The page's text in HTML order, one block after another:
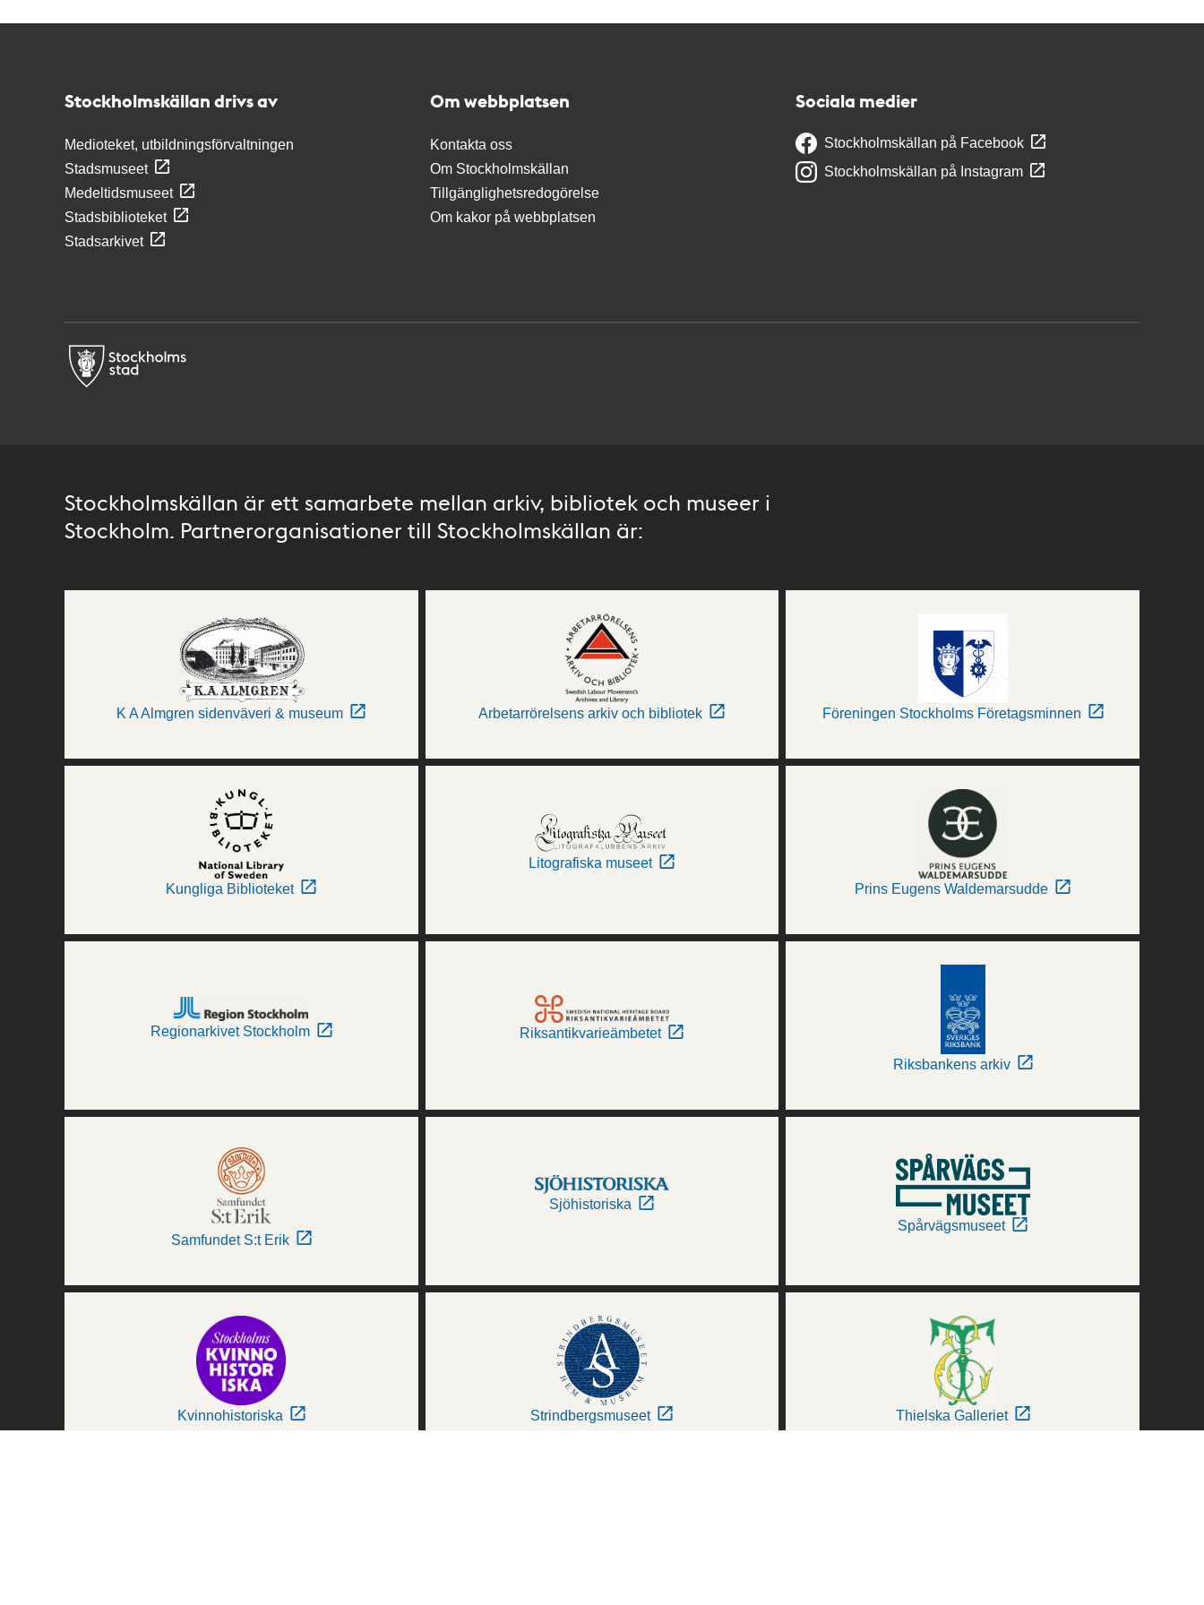
Stockholmskällan drivs av
Medioteket, utbildningsförvaltningen
Stadsmuseet
Medeltidsmuseet
Stadsbiblioteket
Stadsarkivet
Om webbplatsen
Kontakta oss
Om Stockholmskällan
Tillgänglighetsredogörelse
Om kakor på webbplatsen
Sociala medier
Stockholmskällan på Facebook
Stockholmskällan på Instagram
Stockholmskällan är ett samarbete mellan arkiv, bibliotek och museer i
Stockholm. Partnerorganisationer till Stockholmskällan är:
K A Almgren sidenväveri & museum Arbetarrörelsens arkiv och bibliotek Föreningen Stockholms Företagsminnen
Kungliga Biblioteket
Litografiska museet
Prins Eugens Waldemarsudde
Regionarkivet Stockholm Riksantikvarieämbetet
Riksbankens arkiv
Samfundet S:t Erik
Sjöhistoriska
Spårvägsmuseet
Kvinnohistoriska Strindbergsmuseet Thielska Galleriet